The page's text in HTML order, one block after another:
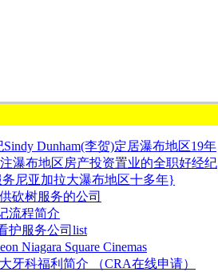
Dunham(李贺)定居瀑布地区19年
瀑布地区房产投资置业的全职好经纪
尼亚加拉大瀑布地区十多年}
砍树服务的公司
流程简介
护服务公司list
Niagara Square Cinemas
牙科福利简介 （CRA在线申请）